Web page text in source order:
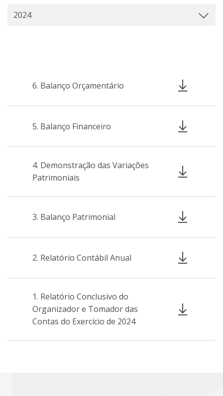
6. Balanço Orçamentário
5. Balanço Financeiro
4. Demonstração das Variações
Patrimoniais
3. Balanço Patrimonial
2. Relatório Contábil Anual
1. Relatório Conclusivo do
Organizador e Tomador das
Contas do Exercício de 2024